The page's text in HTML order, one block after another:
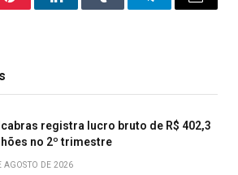
PinterestLinkedInTumblr Telegrama
E-
registra lucro bruto de R$ 402,3
no 2º trimestre
AGOSTO DE 2026